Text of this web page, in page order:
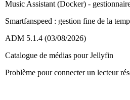
Music Assistant (Docker) -
Smartfanspeed : gestion fine de la
ADM 5.1.4 (03/08/2026)
Catalogue de médias pour Jellyfin
Problème pour connecter un lecteur